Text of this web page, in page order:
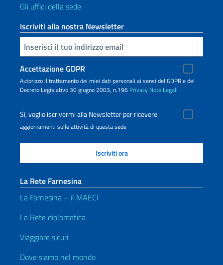
Gli uffici della sede
Iscriviti alla nostra Newsletter
Inserisci la tua email
Accettazione GDPR
Autorizzo il trattamento dei miei dati personali ai sensi del GDPR e del
Decreto Legislativo 30 giugno 2003, n.196 Privacy Note Legali
Sì, voglio iscrivermi alla Newsletter per ricevere
aggiornamenti sulle attività di questa sede
La Rete Farnesina
La Farnesina – il MAECI
La Rete diplomatica
Viaggiare sicuri
Dove siamo nel mondo